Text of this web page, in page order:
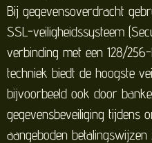
Bij gegevensoverdracht
SSL-veiligheidssysteem
verbinding met een 128/
techniek biedt de hoogste
bijvoorbeeld ook door
gegevensbeveiliging tijdens
aangeboden